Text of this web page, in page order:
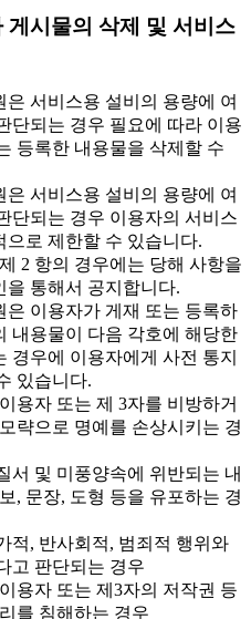
게시물의 삭제 및 서비스
서비스용 설비의 용량에 여
단되는 경우 필요에 따라 이용
등록한 내용물을 삭제할 수
서비스용 설비의 용량에 여
단되는 경우 이용자의 서비스
으로 제한할 수 있습니다.
2 항의 경우에는 당해 사항을
을 통해서 공지합니다.
이용자가 게재 또는 등록하
내용물이 다음 각호에 해당한
경우에 이용자에게 사전 통지
있습니다.
용자 또는 제 3자를 비방하거
략으로 명예를 손상시키는 경
서 및 미풍양속에 위반되는 내
, 문장, 도형 등을 유포하는 경
적, 반사회적, 범죄적 행위와
고 판단되는 경우
용자 또는 제3자의 저작권 등
를 침해하는 경우